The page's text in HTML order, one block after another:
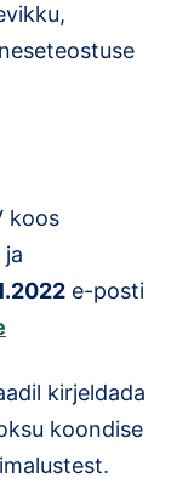
koos
e-posti
kirjeldada
koondise